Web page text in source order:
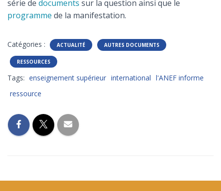
série de documents sur la question ainsi que le
programme de la manifestation.
Catégories : ACTUALITÉ AUTRES DOCUMENTS
RESSOURCES
Tags: enseignement supérieur international l'ANEF informe
ressource